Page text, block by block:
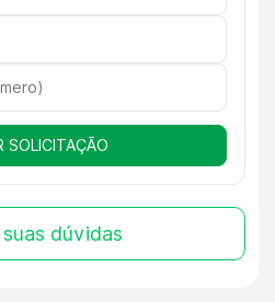
SOLICITAÇÃO
dúvidas